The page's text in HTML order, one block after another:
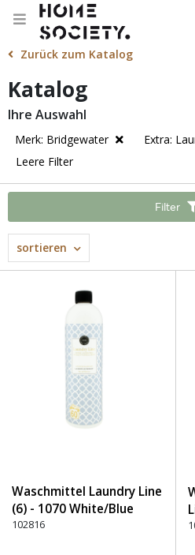
Zurück zum Katalog
Katalog
Ihre Auswahl
Merk: Bridgewater
Extra:
Leere Filter
Filter
sortieren
Waschmittel Laundry Line
(6) - 1070 White/Blue
102816